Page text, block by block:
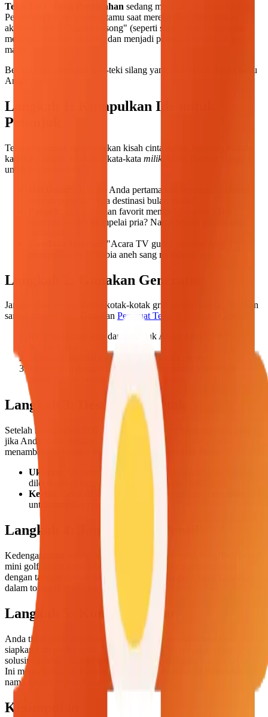
Teka-Teki Silang Pernikahan sedang menjadi tren besar saat ini.
Permainan ini menyambut tamu saat mereka tiba, memberikan
aktivitas seru di "waktu kosong" (seperti saat cocktail hour atau
menunggu makan malam), dan menjadi pemecah kebekuan yang
manis.
Berikut cara membuat teka-teki silang yang akan disukai para tamu
Anda.
Langkah 1: Kumpulkan Ide untuk
Petunjuk
Teka-teki terbaik menceritakan kisah cinta Anda. Jangan gunakan
kata-kata umum. Gunakan kata-kata milik Anda
untuk brainstorming:
: Di mana Anda pertama kali bertemu? Di mana
kencan pertama? Apa destinasi bulan madu?
: Apa minuman favorit mempelai wanita? Tim
olahraga favorit mempelai pria? Nama hewan peliharaan
: "Acara TV guilty pleasure sang
mempelai pria." "Fobia aneh sang mempelai wanita."
Langkah 2: Gunakan Generator
Jangan coba menggambar kotak-kotak grid secara manual. Itu akan
sangat merepotkan. Gunakan Pembuat Teka-Teki Silang Gratis
Ketik pasangan kata dan petunjuk Anda:
Biarkan algoritma menyusun grid secara otomatis.
Eksperimen dengan menambah/mengurangi kata untuk
mendapatkan bentuk yang rapi dan padat.
Langkah 3: Desain dan Cetak
Setelah mengunduh PDF, Anda bisa langsung mencetaknya, atau—
jika Anda mahir desain—impor gambar grid ke Canva untuk
menambahkan bingkai bunga atau font pernikahan Anda.
Ukuran
: A5 (setengah lembar) biasanya sudah pas. Cukup
diletakkan di tempat duduk atau meja cocktail.
Kertas
: Cetak di kertas karton atau kertas kraft bertekstur
untuk tampilan rustic.
Langkah 4: Jangan Lupa Pensil!
Kedengarannya sepele, tapi banyak pasangan yang lupa. Beli pensil
mini golf dalam jumlah banyak (mungkin bisa dipersonalisasi
dengan tanggal pernikahan Anda?) atau pena-pena lucu. Letakkan
dalam toples di setiap meja.
Langkah 5: Kunci Jawaban
Anda tidak perlu membagikan jawaban ke semua orang, tapi
siapkan satu poster besar "Kunci Jawaban" di bar, atau cetak
solusinya dalam ukuran kecil dan terbalik di bagian bawah kertas.
Ini mencegah tamu frustrasi jika mereka benar-benar tidak tahu
nama tengah anjing Anda!
Kesimpulan